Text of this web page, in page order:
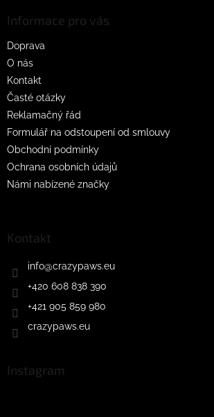
Informace pro vás
Doprava
O nás
Kontakt
Časté otázky
Reklamačný řád
Formulář na odstoupení od smlouvy
Obchodní podmínky
Ochrana osobních údajů
Námi nabízené značky
Kontakt
info@crazypaws.eu
+420 608 838 390
+421 905 859 980
crazypaws.eu
Instagram